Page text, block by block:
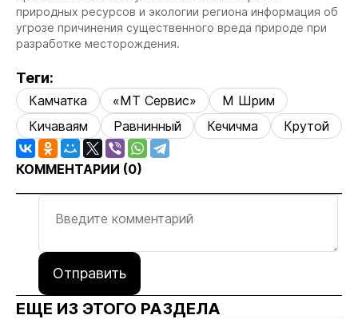
природных ресурсов и экологии региона информация об
угрозе причинения существенного вреда природе при
разработке месторождения.
Теги:
Камчатка «МТ Сервис»
М Шрим
Кичаваям
Равнинный Кечичма Крутой
КОММЕНТАРИИ (0)
Отправить
ЕЩЕ ИЗ ЭТОГО РАЗДЕЛА